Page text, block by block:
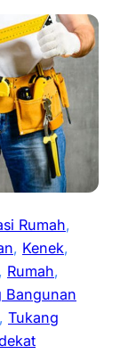
Rumah
, Kenek
, Rumah
Bangunan
, Tukang